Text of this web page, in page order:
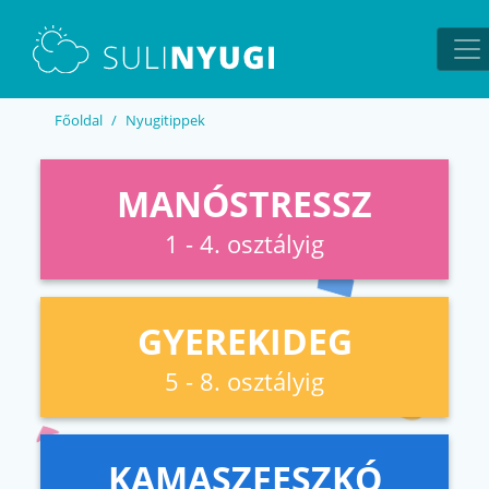
Főoldal Nyugitippek
MANÓSTRESSZ
1 - 4. osztályig
GYEREKIDEG
5 - 8. osztályig
KAMASZFESZKÓ